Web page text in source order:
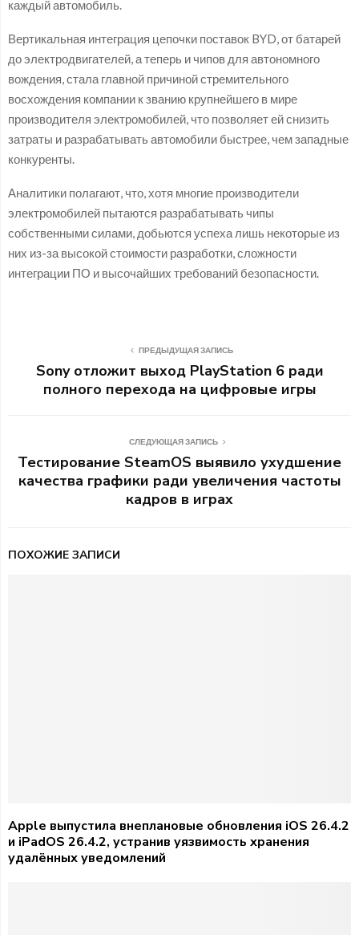
каждый автомобиль.
Вертикальная интеграция цепочки поставок BYD, от батарей
до электродвигателей, а теперь и чипов для автономного
вождения, стала главной причиной стремительного
восхождения компании к званию крупнейшего в мире
производителя электромобилей, что позволяет ей снизить
затраты и разрабатывать автомобили быстрее, чем западные
конкуренты.
Аналитики полагают, что, хотя многие производители
электромобилей пытаются разрабатывать чипы
собственными силами, добьются успеха лишь некоторые из
них из-за высокой стоимости разработки, сложности
интеграции ПО и высочайших требований безопасности.
ПРЕДЫДУЩАЯ ЗАПИСЬ
Sony отложит выход PlayStation 6 ради
полного перехода на цифровые игры
СЛЕДУЮЩАЯ ЗАПИСЬ
Тестирование SteamOS выявило ухудшение
качества графики ради увеличения частоты
кадров в играх
ПОХОЖИЕ ЗАПИСИ
Apple выпустила внеплановые обновления iOS 26.4.2
и iPadOS 26.4.2, устранив уязвимость хранения
удалённых уведомлений